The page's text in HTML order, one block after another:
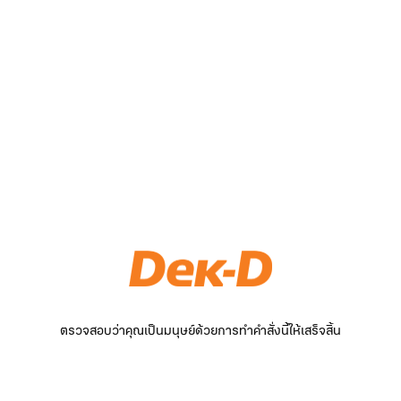
ตรวจสอบว่าคุณเป็นมนุษย์ด้วยการทำคำสั่งนี้ให้เสร็จสิ้น